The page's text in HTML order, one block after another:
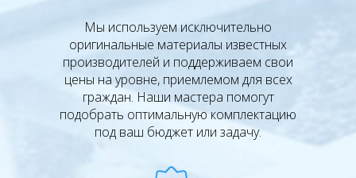
Мы используем исключительно
оригинальные материалы известных
производителей и поддерживаем свои
цены на уровне, приемлемом для всех
граждан. Наши мастера помогут
подобрать оптимальную комплектацию
под ваш бюджет или задачу.